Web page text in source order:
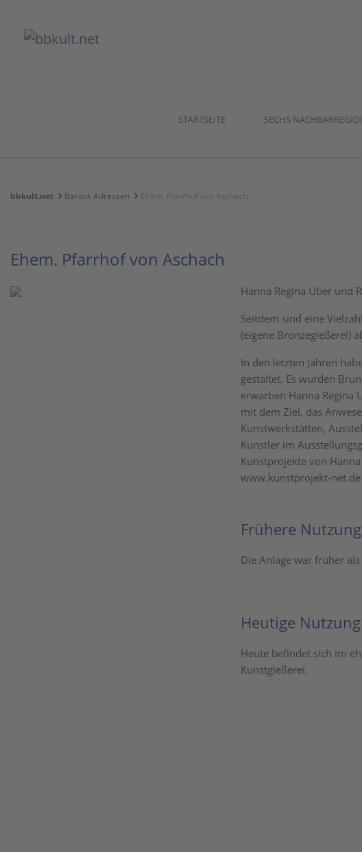
STARTSEITE SECHS
bbkult.net Barock Adressen Ehem. Pfarrhof von Aschach
Ehem. Pfarrhof von Aschach
Hanna Regina Uber und
Seitdem sind eine
(eigene Bronzegießerei)
In den letzten Jahren
gestaltet. Es wurden
erwarben Hanna Regina
mit dem Ziel, das
Kunstwerkstätten,
Künstler im
Kunstprojekte von
www.kunstprojekt-
Frühere Nutzung
Die Anlage war früher
Heutige Nutzung
Heute befindet sich im
Kunstgießerei.